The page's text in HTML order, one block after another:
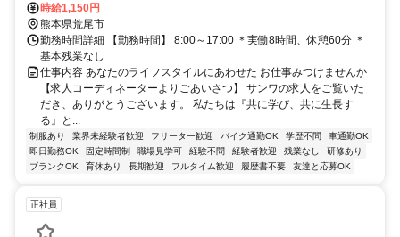
時給1,150円
熊本県荒尾市
勤務時間詳細 【勤務時間】 8:00～17:00 ＊実働8時間、休憩60分 ＊
基本残業なし
仕事内容 あなたのライフスタイルにあわせた お仕事みつけませんか
【求人コーディネーターよりごあいさつ】 サンワの求人をご覧いた
だき、ありがとうございます。 私たちは『共に学び、共に生長す
る』と...
制服あり 業界未経験者歓迎 フリーター歓迎 バイク通勤OK 学歴不問
車通勤OK
即日勤務OK
固定時間制 職場見学可 経験不問 経験者歓迎 残業なし
研修あり
ブランクOK
育休あり 長期歓迎 フルタイム歓迎 履歴書不要 友達と応募OK
正社員